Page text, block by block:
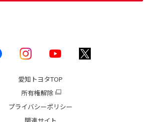
愛知トヨタTOP
所有権解除
プライバシーポリシー